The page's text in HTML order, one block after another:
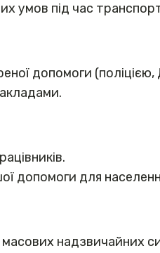
умов під час
допомоги
допомоги для
масових надзвичайних